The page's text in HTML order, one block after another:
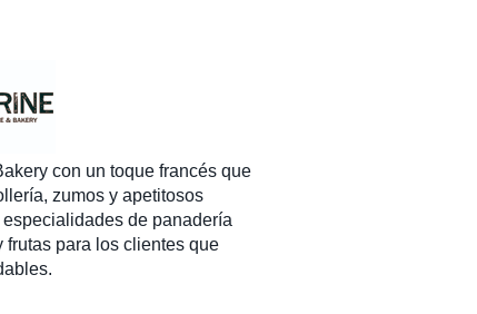
con un toque francés que
zumos y apetitosos
de panadería
para los clientes que